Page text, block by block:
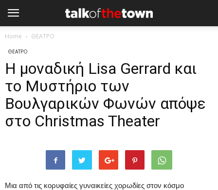
Home ΘΕΑΤΡΟ
ΘΕΑΤΡΟ
H μοναδική Lisa Gerrard και
το Μυστήριο των
Βουλγαρικών Φωνών απόψε
στο Christmas Theater
Μια από τις κορυφαίες γυναικείες χορωδίες στον κόσμο